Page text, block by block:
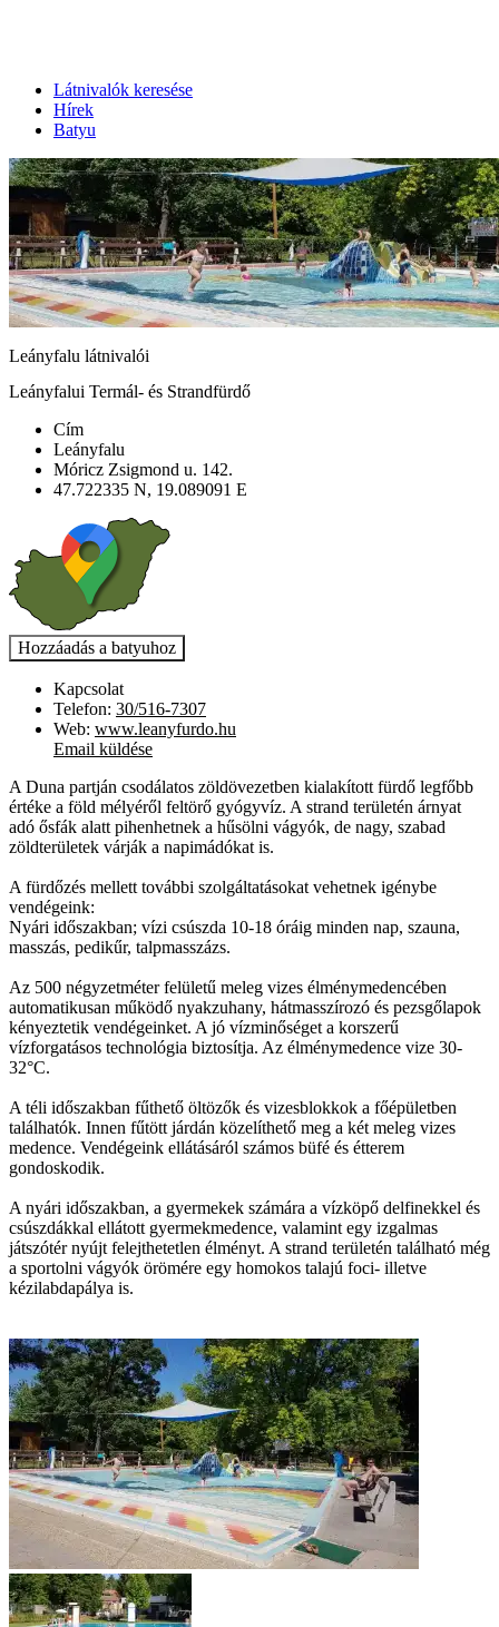
Látnivalók keresése
Hírek
Batyu
Leányfalu látnivalói
Leányfalui Termál- és Strandfürdő
Cím
Leányfalu
Móricz Zsigmond u. 142.
47.722335 N, 19.089091 E
Kapcsolat
Telefon: 30/516-7307
Web: www.leanyfurdo.hu
Email küldése
A Duna partján csodálatos zöldövezetben kialakított fürdő legfőbb
értéke a föld mélyéről feltörő gyógyvíz. A strand területén árnyat
adó ősfák alatt pihenhetnek a hűsölni vágyók, de nagy, szabad
zöldterületek várják a napimádókat is.
A fürdőzés mellett további szolgáltatásokat vehetnek igénybe
vendégeink:​
Nyári időszakban; vízi csúszda 10-18 óráig minden nap​, szauna,
masszás,​ pedikűr,​ talpmasszázs.
Az 500 négyzetméter felületű meleg vizes élménymedencében
automatikusan működő nyakzuhany, hátmasszírozó és pezsgőlapok
kényeztetik vendégeinket. A jó vízminőséget a korszerű
vízforgatásos technológia biztosítja. Az élménymedence vize 30-
32°C.
A téli időszakban fűthető öltözők és vizesblokkok a főépületben
találhatók. Innen fűtött járdán közelíthető meg a két meleg vizes
medence. Vendégeink ellátásáról számos büfé és étterem
gondoskodik.
A nyári időszakban, a gyermekek számára a vízköpő delfinekkel és
csúszdákkal ellátott gyermekmedence, valamint egy izgalmas
játszótér nyújt felejthetetlen élményt. ​A strand területén található még
a sportolni vágyók örömére egy homokos talajú foci- illetve
kézilabdapálya is.